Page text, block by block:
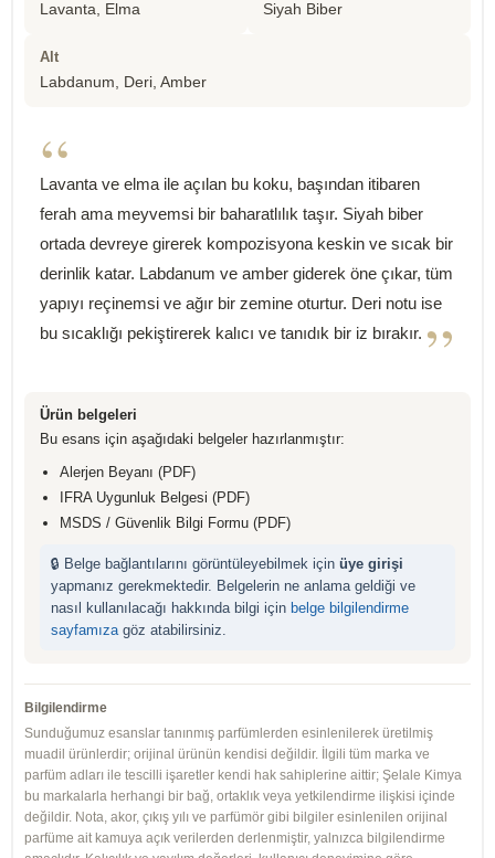
Lavanta, Elma
Siyah Biber
Alt
Labdanum, Deri, Amber
“
Lavanta ve elma ile açılan bu koku, başından itibaren
ferah ama meyvemsi bir baharatlılık taşır. Siyah biber
ortada devreye girerek kompozisyona keskin ve sıcak bir
derinlik katar. Labdanum ve amber giderek öne çıkar, tüm
yapıyı reçinemsi ve ağır bir zemine oturtur. Deri notu ise
bu sıcaklığı pekiştirerek kalıcı ve tanıdık bir iz bırakır. ”
Ürün belgeleri
Bu esans için aşağıdaki belgeler hazırlanmıştır:
Alerjen Beyanı (PDF)
IFRA Uygunluk Belgesi (PDF)
MSDS / Güvenlik Bilgi Formu (PDF)
🔒 Belge bağlantılarını görüntüleyebilmek için üye girişi
yapmanız gerekmektedir. Belgelerin ne anlama geldiği ve
nasıl kullanılacağı hakkında bilgi için belge bilgilendirme
sayfamızagöz atabilirsiniz.
Bilgilendirme
Sunduğumuz esanslar tanınmış parfümlerden esinlenilerek üretilmiş
muadil ürünlerdir; orijinal ürünün kendisi değildir. İlgili tüm marka ve
parfüm adları ile tescilli işaretler kendi hak sahiplerine aittir; Şelale Kimya
bu markalarla herhangi bir bağ, ortaklık veya yetkilendirme ilişkisi içinde
değildir. Nota, akor, çıkış yılı ve parfümör gibi bilgiler esinlenilen orijinal
parfüme ait kamuya açık verilerden derlenmiştir, yalnızca bilgilendirme